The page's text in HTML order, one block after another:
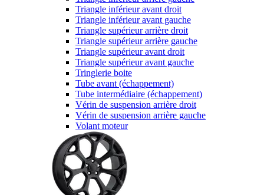
Triangle inférieur avant droit
Triangle inférieur avant gauche
Triangle supérieur arrière droit
Triangle supérieur arrière gauche
Triangle supérieur avant droit
Triangle supérieur avant gauche
Tringlerie boite
Tube avant (échappement)
Tube intermédiaire (échappement)
Vérin de suspension arrière droit
Vérin de suspension arrière gauche
Volant moteur